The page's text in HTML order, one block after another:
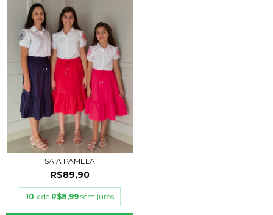
SAIA PAMELA
R$89,90
10 x de R$8,99 sem juros